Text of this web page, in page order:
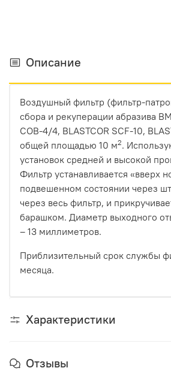
Описание
Воздушный фильтр (фильтр-
сбора и рекуперации абразива
СОВ-4/4, BLASTCOR SCF-10,
общей площадью 10 м2.
установок средней и высокой
Фильтр устанавливается «вверх
подвешенном состоянии через
через весь фильтр, и
барашком. Диаметр выходного
– 13 миллиметров.
Приблизительный срок службы
месяца.
Характеристики
Отзывы